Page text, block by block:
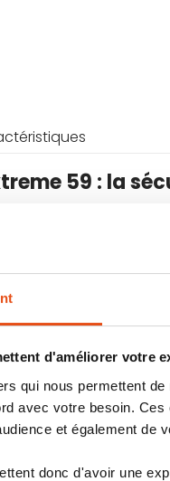
d'améliorer votre
qui nous permettent
avec votre besoin.
et également de
donc d'avoir une
59 : la
un ancrage des
ne peut être
contre le vol.
(hauteur de
de fixation.